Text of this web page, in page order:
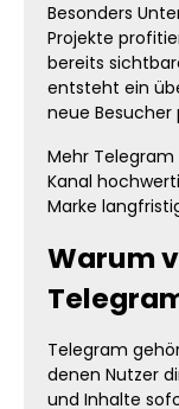
Besonders
Projekte
bereits
entsteht ein
neue Besucher
Mehr Telegram
Kanal
Marke
Warum
Telegram
denen Nutzer
und Inhalte